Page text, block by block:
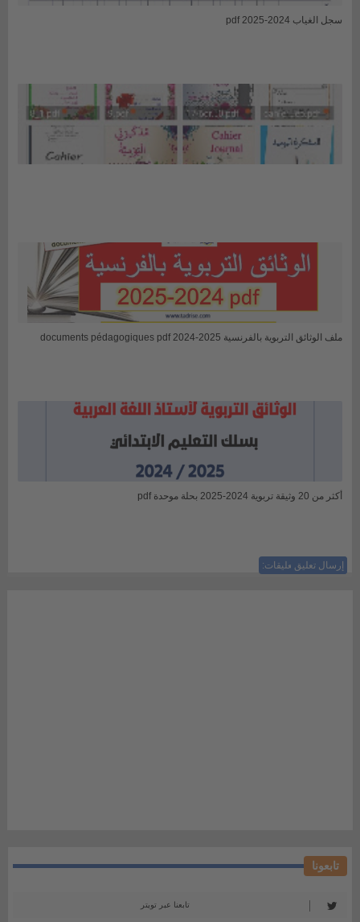
سجل الغياب 2024-2025 pdf
ملف الوثائق التربوية بالفرنسية 2025-2024 documents pédagogiques pdf
أكثر من 20 وثيقة تربوية 2024-2025 بحلة موحدة pdf
ليست هناك تعليقات:
إرسال تعليق
تابعونا
تابعنا عبر تويتر